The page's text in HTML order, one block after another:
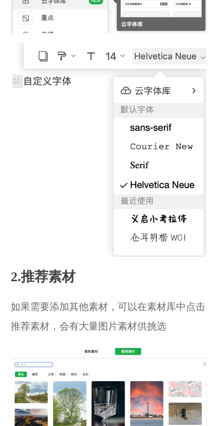
2.推荐素材
如果需要添加其他素材，可以在素材库中点击
推荐素材，会有大量图片素材供挑选